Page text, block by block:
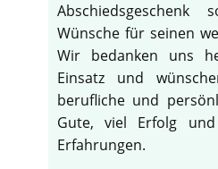
Wünsche für seinen
Wir bedanken uns
Einsatz und
berufliche und
Gute, viel Erfolg
Erfahrungen.